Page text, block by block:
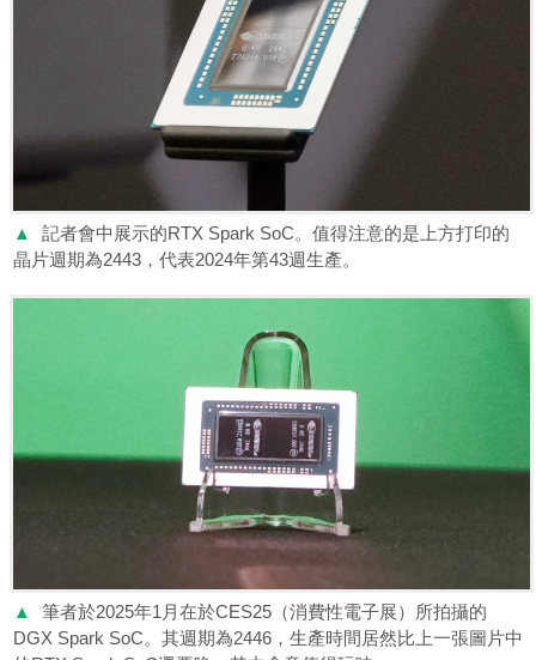
▲
記者會中展示的RTX Spark SoC。值得注意的是上方打印的
晶片週期為2443，代表2024年第43週生產。
▲
筆者於2025年1月在於CES25（消費性電子展）所拍攝的
DGX Spark SoC。其週期為2446，生產時間居然比上一張圖片中